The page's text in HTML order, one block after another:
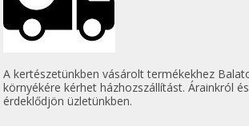
A kertészetünkben vásárolt termékekhez
környékére kérhet házhozszállítást. Árainkról
érdeklődjön üzletünkben.